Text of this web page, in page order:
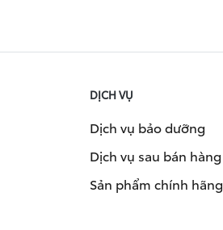
DỊCH VỤ
Dịch vụ bảo dưỡng
Dịch vụ sau bán hàng
Sản phẩm chính hãng